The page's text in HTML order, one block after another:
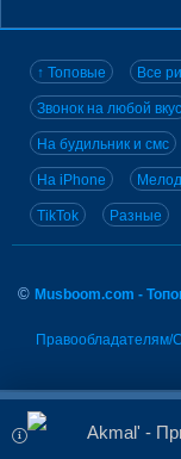
↑ Топовые Все
Звонок на любой вкус
На будильник и смс
На iPhone
TikTok Разные
© Musboom.com -
Правообладателям/
Akmal' -